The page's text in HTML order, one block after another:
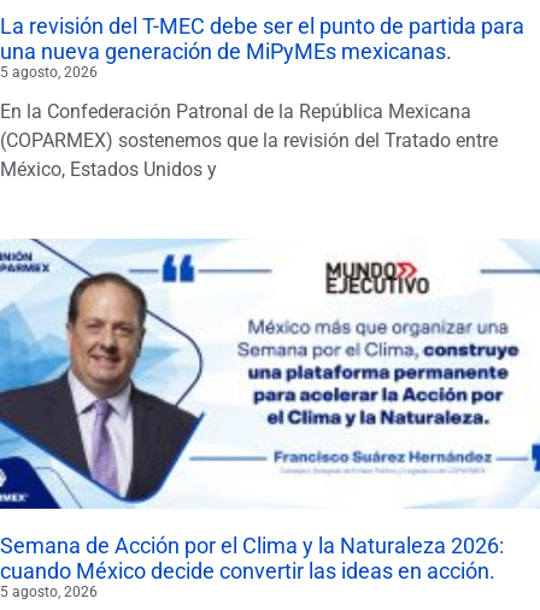
La revisión del T-MEC debe ser el punto de partida para
una nueva generación de MiPyMEs mexicanas.
5 agosto, 2026
En la Confederación Patronal de la República Mexicana
(COPARMEX) sostenemos que la revisión del Tratado entre
México, Estados Unidos y
Semana de Acción por el Clima y la Naturaleza 2026:
cuando México decide convertir las ideas en acción.
5 agosto, 2026